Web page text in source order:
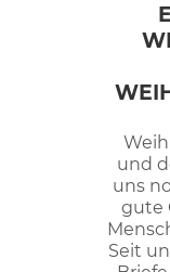
und
uns
gute
Seit